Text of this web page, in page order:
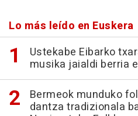
Lo más leído en Euskera
Ustekabe Eibarko
musika jaialdi berria
Bermeok munduko
dantza tradizionala